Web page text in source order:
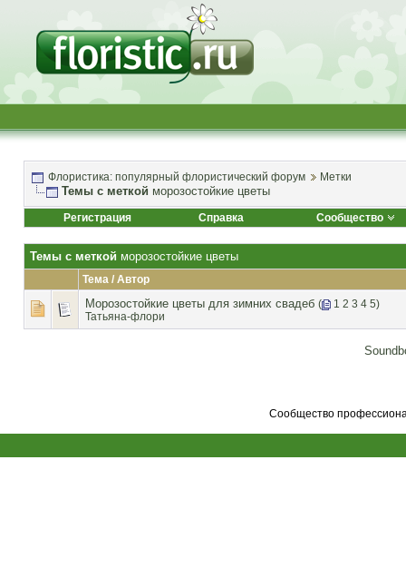
Флористика: популярный флористический форум Метки
Темы с меткой морозостойкие цветы
Регистрация Справка Сообщество
Темы с меткой морозостойкие цветы
Тема / Автор
Морозостойкие цветы для зимних свадеб ( 1 2 3 4 5)
Татьяна-флори
Сообщество